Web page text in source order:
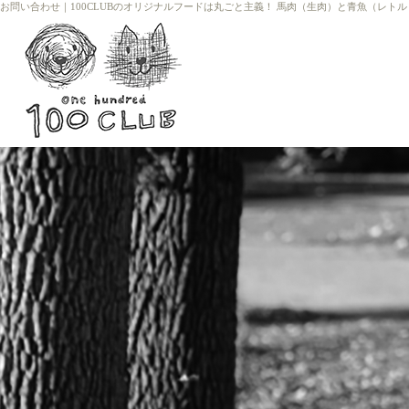
お問い合わせ ｜ 100CLUBのオリジナルフードは丸ごと主義！ 馬肉（生肉）と青魚（レト